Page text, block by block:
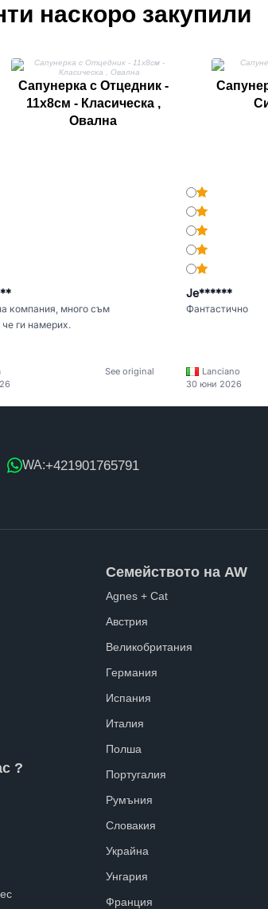
наскоро закупили
Сапунерка с Отцедник -
11х8см - Класическа ,
Овална
компания, много съм
ги намерих.
See original
Je******
Фантастично
Lanciano
30 юни 2026
WA:+421901765791
?
Семейството на AW
Agnes + Cat
Австрия
Великобритания
Германия
Испания
Италия
Полша
Португалия
Румъния
Словакия
Украйна
Унгария
Франция